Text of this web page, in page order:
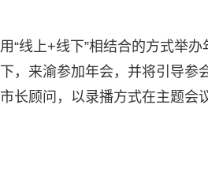
“线上+线下”相结合的方式举
，来渝参加年会，并将引导参
长顾问，以录播方式在主题会